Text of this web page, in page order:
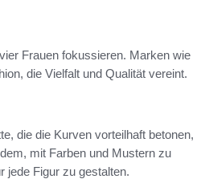
Frauen fokussieren. Marken wie
die Vielfalt und Qualität vereint.
die die Kurven vorteilhaft betonen,
mit Farben und Mustern zu
jede Figur zu gestalten.